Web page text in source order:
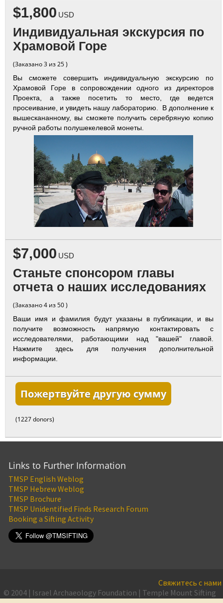
$1,800 USD
Индивидуальная экскурсия по
Храмовой Горе
(Заказано 3 из 25 )
Вы сможете совершить индивидуальную экскурсию по
Храмовой Горе в сопровождении одного из директоров
Проекта, а также посетить то место, где ведется
просеивание, и увидеть нашу лабораторию. В дополнение к
вышескананному, вы сможете получить серебряную копию
ручной работы полушекелевой монеты.
$7,000 USD
Станьте спонсором главы
отчета о наших исследованиях
(Заказано 4 из 50 )
Ваши имя и фамилия будут указаны в публикации, и вы
получите возможность напрямую контактировать с
исследователями, работающими над "вашей" главой.
Нажмите здесь для получения дополнительной
информации.
Пожертвуйте другую сумму
(1227 donors)
Links to Further Information
TMSP English Weblog
TMSP Hebrew Weblog
TMSP Brochure
TMSP Unidentified Finds Research Forum
Booking a Sifting Activity
Свяжитесь с нами
© 2004 | Israel Archaeology Foundation | Temple Mount Sifting